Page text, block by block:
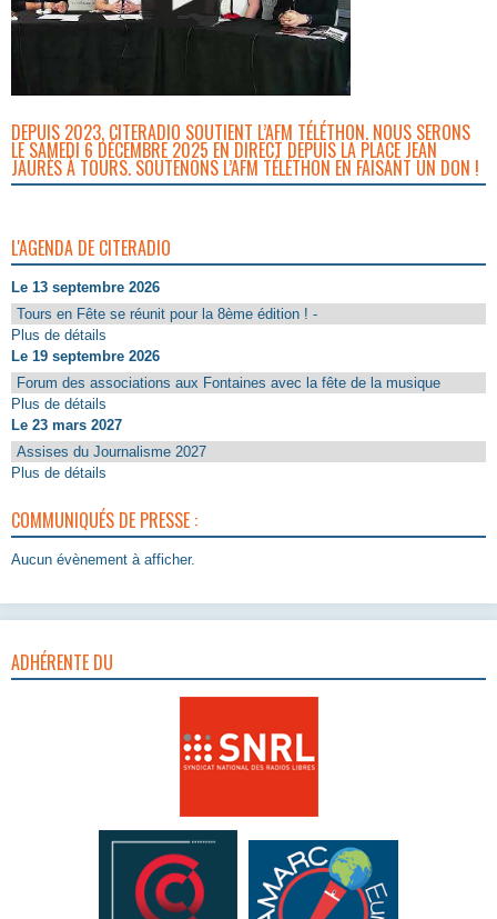
DEPUIS 2023, CITERADIO SOUTIENT L’AFM TÉLÉTHON. NOUS SERONS
LE SAMEDI 6 DÉCEMBRE 2025 EN DIRECT DEPUIS LA PLACE JEAN
JAURÈS À TOURS. SOUTENONS L’AFM TÉLÉTHON EN FAISANT UN DON !
L'AGENDA DE CITERADIO
Le 13 septembre 2026
Tours en Fête se réunit pour la 8ème édition ! -
Plus de détails
Le 19 septembre 2026
Forum des associations aux Fontaines avec la fête de la musique
Plus de détails
Le 23 mars 2027
Assises du Journalisme 2027
Plus de détails
COMMUNIQUÉS DE PRESSE :
Aucun évènement à afficher.
ADHÉRENTE DU